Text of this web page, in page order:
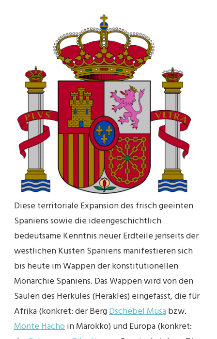
Diese territoriale Expansion des frisch geeinten
Spaniens sowie die ideengeschichtlich
bedeutsame Kenntnis neuer Erdteile jenseits der
westlichen Küsten Spaniens manifestieren sich
bis heute im Wappen der konstitutionellen
Monarchie Spaniens. Das Wappen wird von den
Säulen des Herkules (Herakles) eingefasst, die für
Afrika (konkret: der BergDschebel Musabzw.
Monte Hachoin Marokko) und Europa (konkret: